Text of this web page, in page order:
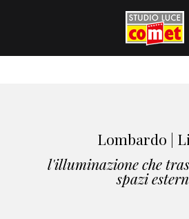
Lombardo |
l'illuminazione che
spazi